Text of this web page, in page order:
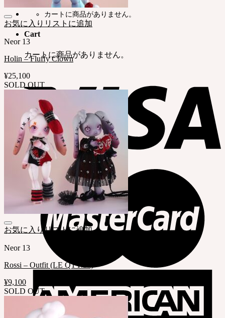
カートに商品がありません。
Cart
カートに商品がありません。
お気に入りリストに追加
Neor 13
Holin – Fluffy Clown
¥25,100
SOLD OUT
お気に入りリストに追加
Neor 13
Rossi – Outfit (LE QTY.20)
¥9,100
SOLD OUT